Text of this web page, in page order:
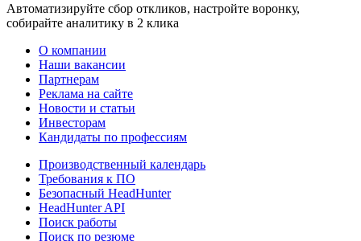
Автоматизируйте сбор откликов, настройте воронку,
собирайте аналитику в 2 клика
О компании
Наши вакансии
Партнерам
Реклама на сайте
Новости и статьи
Инвесторам
Кандидаты по профессиям
Производственный календарь
Требования к ПО
Безопасный HeadHunter
HeadHunter API
Поиск работы
Поиск по резюме